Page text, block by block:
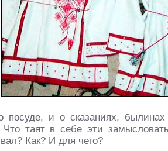
и о сказаниях,
таят в себе эти
Как? И для чего?